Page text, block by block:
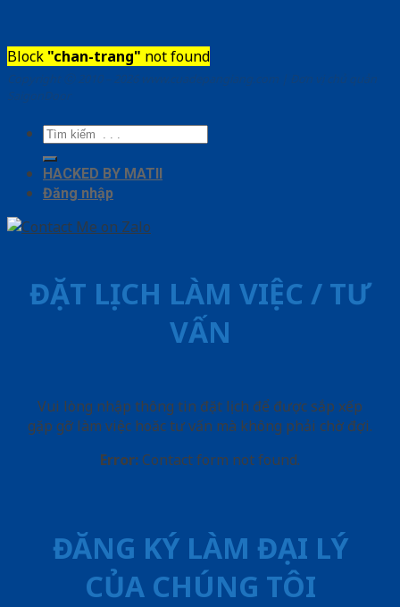
Block "chan-trang" not found
Copyright ⓒ 2010 – 2026 www.cuadepangiang.com | Đơn vị chủ quản
SaigonDoor
Tìm
kiếm:
HACKED BY MATII
Đăng nhập
ĐẶT LỊCH LÀM VIỆC / TƯ
VẤN
Vui lòng nhập thông tin đặt lịch để được sắp xếp
gặp gỡ làm việc hoăc tư vấn mà không phải chờ đợi.
Error: Contact form not found.
ĐĂNG KÝ LÀM ĐẠI LÝ
CỦA CHÚNG TÔI